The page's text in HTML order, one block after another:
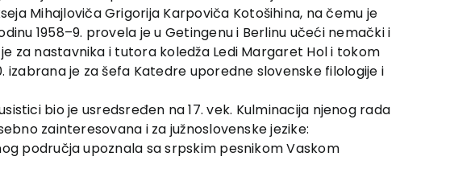
Mihajloviča Grigorija Karpoviča Kotošihina, na čemu je
1958–9. provela je u Getingenu i Berlinu učeći nemački i
za nastavnika i tutora koledža Ledi Margaret Hol i tokom
je za šefa Katedre uporedne slovenske filologije i
bio je usredsređen na 17. vek. Kulminacija njenog rada
zainteresovana i za južnoslovenske jezike:
područja upoznala sa srpskim pesnikom Vaskom